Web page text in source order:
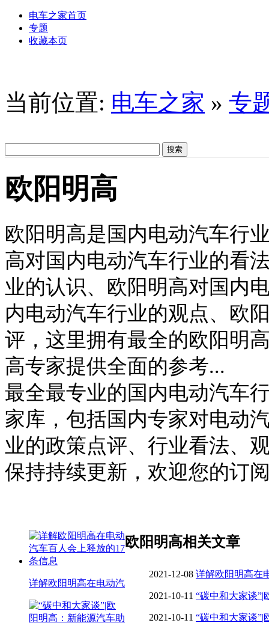
电车之家首页
专题
收藏本页
当前位置: 电车之家 » 专
欧阳明高
欧阳明高是国内电动汽车行
高对国内电动汽车行业的看
业的认识、欧阳明高对国内
内电动汽车行业的观点、欧
评，这里拥有最全的欧阳明
高专家提供全面的参考...
最全最专业的国内电动汽车
家库，包括国内专家对电动
业的政策点评、行业看法、
保持持续更新，欢迎您的订
详解欧阳明高在电动汽
欧阳明高相关文章
2021-12-08 详解欧阳明高在
信息
2021-10-11 “碳中和大家谈”|
碳”驶入快车道
2021-10-11 “碳中和大家谈”|